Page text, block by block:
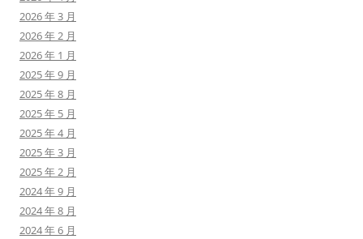
2026 年 3 月
2026 年 2 月
2026 年 1 月
2025 年 9 月
2025 年 8 月
2025 年 5 月
2025 年 4 月
2025 年 3 月
2025 年 2 月
2024 年 9 月
2024 年 8 月
2024 年 6 月